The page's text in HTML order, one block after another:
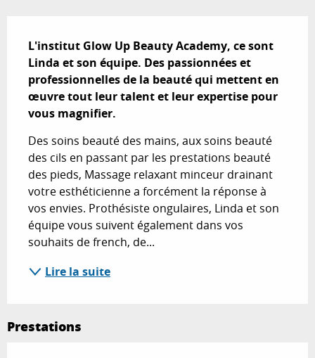
L'institut Glow Up Beauty Academy, ce sont
Linda et son équipe. Des passionnées et
professionnelles de la beauté qui mettent en
œuvre tout leur talent et leur expertise pour
vous magnifier.
Des soins beauté des mains, aux soins beauté
des cils en passant par les prestations beauté
des pieds, Massage relaxant minceur drainant
votre esthéticienne a forcément la réponse à
vos envies. Prothésiste ongulaires, Linda et son
équipe vous suivent également dans vos
souhaits de french, de...
Lire la suite
Prestations